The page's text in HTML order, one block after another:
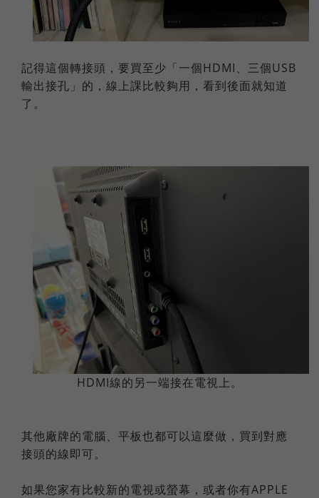
記得這個轉接頭，要買至少「一個HDMI、三個USB
輸出接孔」的，線上課比較夠用，看到後面就知道
了。
HDMI線的另一端接在電視上。
其他廠牌的電腦、平板也都可以這麼做，買到對應
接頭的線即可。
如果您家有比較新的電視或螢幕，或者你有APPLE